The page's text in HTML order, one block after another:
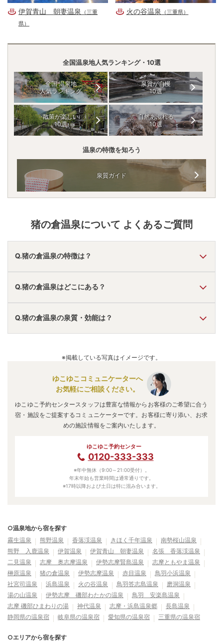
伊賀青山 朝妻温泉
（三重
県）
火の谷温泉 （三重県）
全国温泉地人気ランキング・10選
全国 温泉地
人気ランキング
泉質が自慢
10選
散策が楽しい
10選
自然あふれる
10選
温泉の特徴を知ろう
泉質ガイド
猪の倉温泉について よくあるご質問
Q.猪の倉温泉の特徴は？
A. 温泉・お湯の特徴はとろとろ
しており、温泉地の雰囲気は
「静か・落ち着いた」「秘湯感がある」
Q.猪の倉温泉はどこにある？
A. 猪の倉温泉 は、三重県津市にあります。
車でお越しの方は、久居ICから車で約30分。
電車でお越しの方は、榊原温泉口駅からマイクロバスで約
Q.猪の倉温泉の泉質・効能は？
痛、肩こり、腰痛、便秘、美肌 などと言われています。
※掲載している写真はイメージです。
ゆこゆこコミュニケーターへ
お気軽にご相談ください。
ゆこゆこ予約センタースタッフは豊富な情報からお客様のご希望に合う
宿・施設をご提案するコミュニケーターです。お客様に寄り添い、お求
めの施設情報をご案内いたします。
ゆこゆこ予約センター
0120-333-333
※年中無休（9:00～21:00受付）。
年末年始も営業時間は通常通りです。
※17時以降および土日は特に混み合います。
○温泉地から宿を探す
霧生温泉
熊野温泉 香落渓温泉 きほく千年温泉
南勢桜山温泉
熊野 入鹿温泉
伊賀温泉 伊賀青山 朝妻温泉
名張 香落渓温泉
二見温泉
志摩 奥志摩温泉 伊勢志摩賢島温泉
志摩ともやま温泉
榊原温泉
猪の倉温泉 伊勢志摩温泉 赤目温泉
鳥羽小浜温泉
社宮司温泉
浜島温泉 火の谷温泉 鳥羽答志島温泉
磨洞温泉
湯の山温泉
伊勢志摩 磯部わたかの温泉
鳥羽 安楽島温泉
志摩 磯部ひまわりの湯
神代温泉 志摩・浜島温泉郷
長島温泉
静岡県の温泉宿
岐阜県の温泉宿 愛知県の温泉宿 三重県の温泉宿
○エリアから宿を探す